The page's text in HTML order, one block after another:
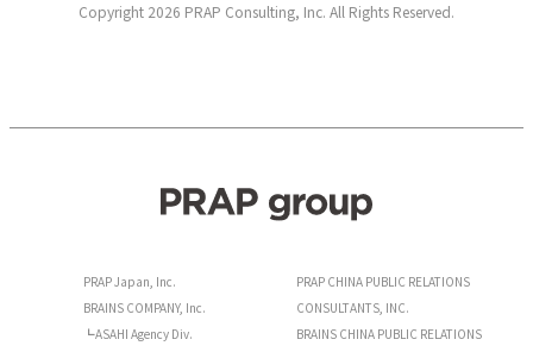
Copyright 2026 PRAP Consulting, Inc. All Rights Reserved.
PRAP Japan, Inc.
BRAINS COMPANY, Inc.
┗ASAHI Agency Div.
PRAP CHINA PUBLIC RELATIONS
CONSULTANTS, INC.
BRAINS CHINA PUBLIC RELATIONS